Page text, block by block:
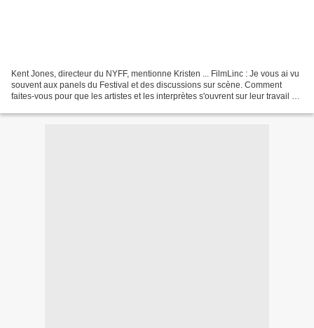
Kent Jones, directeur du NYFF, mentionne Kristen ... FilmLinc : Je vous ai vu
souvent aux panels du Festival et des discussions sur scène. Comment
faites-vous pour que les artistes et les interprètes s'ouvrent sur leur travail ?